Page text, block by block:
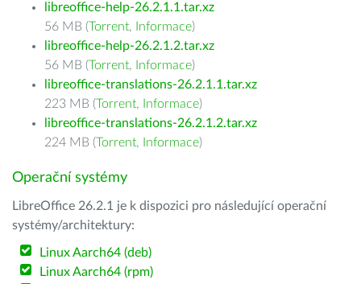
libreoffice-help-26.2.1.1.tar.xz
56 MB (Torrent, Informace)
libreoffice-help-26.2.1.2.tar.xz
56 MB (Torrent, Informace)
libreoffice-translations-26.2.1.1.tar.xz
223 MB (Torrent, Informace)
libreoffice-translations-26.2.1.2.tar.xz
224 MB (Torrent, Informace)
Operační systémy
LibreOffice 26.2.1 je k dispozici pro následující operační
systémy/architektury:
Linux Aarch64 (deb)
Linux Aarch64 (rpm)